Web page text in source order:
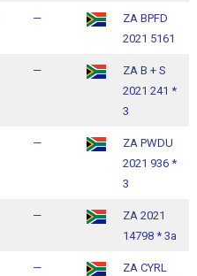
—
ZA BPFD
2021 5161
—
ZA B + S
2021 241 *
3
—
ZA PWDU
2021 936 *
3
—
ZA 2021
14798 * 3a
—
ZA CYRL